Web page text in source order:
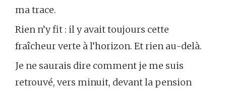
ma trace.
Rien n’y fit : il y avait toujours cette
fraîcheur verte à l’horizon. Et rien au-delà.
Je ne saurais dire comment je me suis
retrouvé, vers minuit, devant la pension